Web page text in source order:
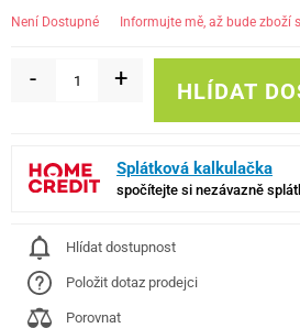
Není Dostupné informujte mě, až bude zboží
- + HLÍDAT
Splátková kalkulačka
spočítejte si nezávazně
Hlídat dostupnost
Položit dotaz prodejci
Porovnat